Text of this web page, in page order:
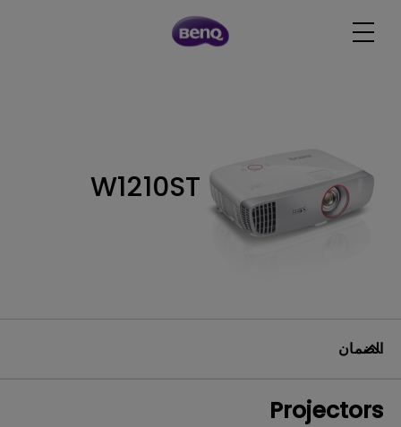
W1210ST
الضمان
Projectors